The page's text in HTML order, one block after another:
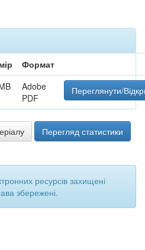
Формат
Adobe
PDF
Переглянути/
Перегляд статистики
ресурсів захищені
збережені.